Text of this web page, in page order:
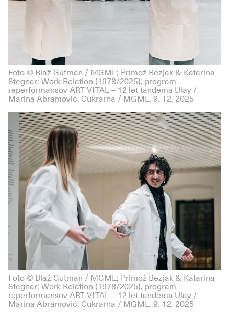
Foto © Blaž Gutman / MGML; Primož Bezjak & Katarina
Stegnar: Work Relation (1978/2025), program
reperformansov ART VITAL – 12 let tandema Ulay /
Marina Abramović, Cukrarna / MGML, 9. 12. 2025
Foto © Blaž Gutman / MGML; Primož Bezjak & Katarina
Stegnar: Work Relation (1978/2025), program
reperformansov ART VITAL – 12 let tandema Ulay /
Marina Abramović, Cukrarna / MGML, 9. 12. 2025